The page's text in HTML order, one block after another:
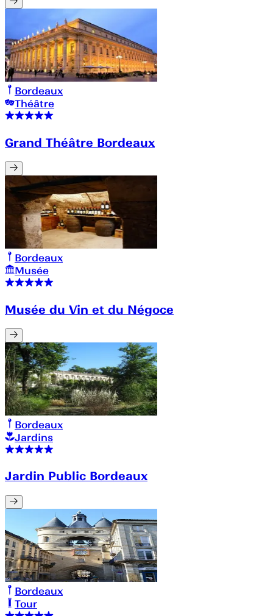
Bordeaux
Théâtre
Grand Théâtre Bordeaux
Bordeaux
Musée
Musée du Vin et du Négoce
Bordeaux
Jardins
Jardin Public Bordeaux
Bordeaux
Tour